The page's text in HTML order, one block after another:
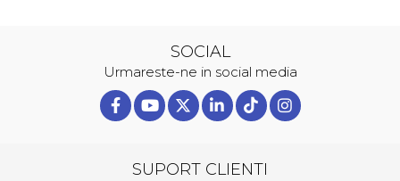
SOCIAL
Urmareste-ne in social media
SUPORT CLIENTI